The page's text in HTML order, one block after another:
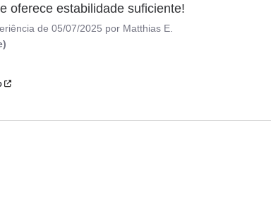
oferece estabilidade suficiente!
de05/07/2025 por Matthias E.